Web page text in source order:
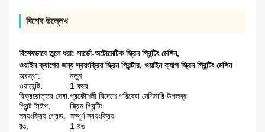
বিশেষ উল্লেখ
বিশেষভাবে তুলে ধরা: সার্ভো-অটোমেটিক স্ক্রিন প্রিন্টিং মেশিন,
ওয়াইন ক্যাপের জন্য স্বয়ংক্রিয় স্ক্রিন প্রিন্টার, ওয়াইন ক্যাপ স্ক্রিন প্রিন্টিং মেশিন
অবস্থা:
নতুন
ওয়ারেন্টি:
1 বছর
বিক্রয়োত্তর সেবা:প্রকৌশলী বিদেশে পরিষেবা মেশিনারি উপলব্ধ
প্রিন্ট টাইপ:
স্ক্রিন প্রিন্টিং
স্বয়ংক্রিয় গ্রেড: সম্পূর্ণ স্বয়ংক্রিয়
রঙ:
1-রঙ